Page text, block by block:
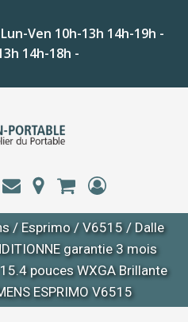
Ven 10h-13h 14h-19h -
14h-18h -
/ Esprimo/ V6515/ Dalle
garantie 3 mois
pouces WXGA Brillante
ESPRIMO V6515